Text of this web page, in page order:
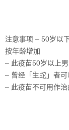
注意事项 – 50岁以
按年龄增加
– 此疫苗50岁以上男
– 曾经「生蛇」者可
– 此疫苗不可用作治